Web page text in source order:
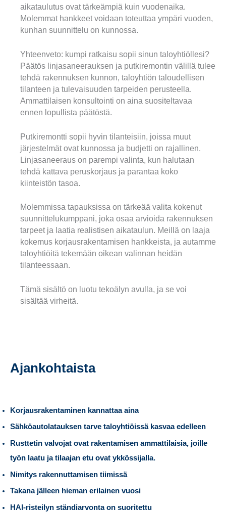
aikataulutus ovat tärkeämpiä kuin vuodenaika.
Molemmat hankkeet voidaan toteuttaa ympäri vuoden,
kunhan suunnittelu on kunnossa.
Yhteenveto: kumpi ratkaisu sopii sinun taloyhtiöllesi?
Päätös linjasaneerauksen ja putkiremontin välillä tulee
tehdä rakennuksen kunnon, taloyhtiön taloudellisen
tilanteen ja tulevaisuuden tarpeiden perusteella.
Ammattilaisen konsultointi on aina suositeltavaa
ennen lopullista päätöstä.
Putkiremontti sopii hyvin tilanteisiin, joissa muut
järjestelmät ovat kunnossa ja budjetti on rajallinen.
Linjasaneeraus on parempi valinta, kun halutaan
tehdä kattava peruskorjaus ja parantaa koko
kiinteistön tasoa.
Molemmissa tapauksissa on tärkeää valita kokenut
suunnittelukumppani, joka osaa arvioida rakennuksen
tarpeet ja laatia realistisen aikataulun. Meillä on laaja
kokemus korjausrakentamisen hankkeista, ja autamme
taloyhtiöitä tekemään oikean valinnan heidän
tilanteessaan.
Tämä sisältö on luotu tekoälyn avulla, ja se voi
sisältää virheitä.
Ajankohtaista
Korjausrakentaminen kannattaa aina
Sähköautolatauksen tarve taloyhtiöissä kasvaa edelleen
Rusttetin valvojat ovat rakentamisen ammattilaisia, joille
työn laatu ja tilaajan etu ovat ykkössijalla.
Nimitys rakennuttamisen tiimissä
Takana jälleen hieman erilainen vuosi
HAI-risteilyn ständiarvonta on suoritettu